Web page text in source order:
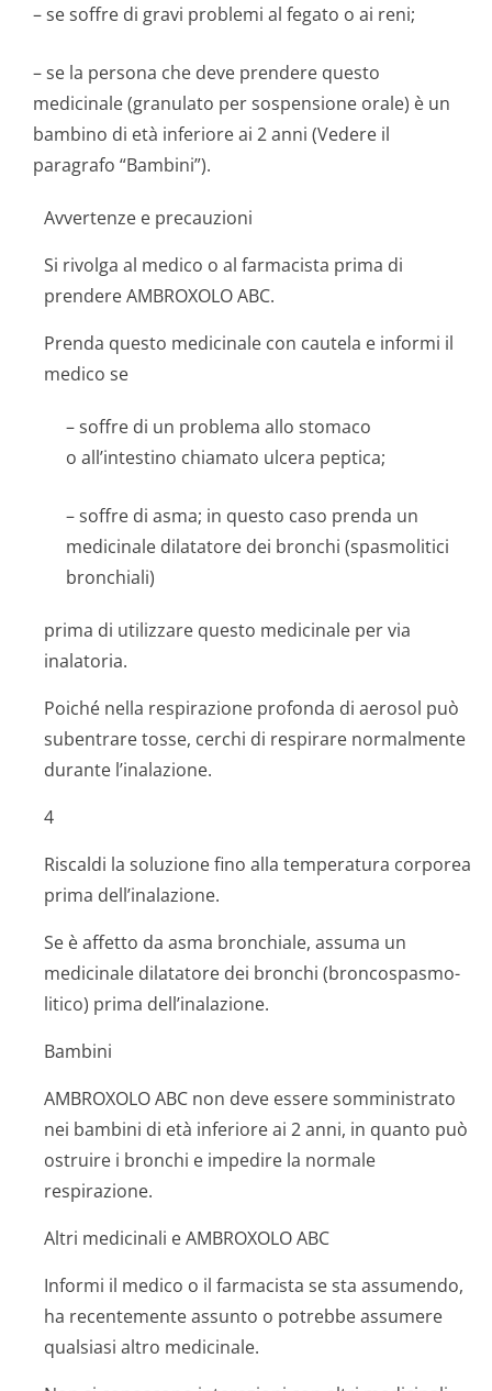
– se soffre di gravi problemi al fegato o ai reni;
– se la persona che deve prendere questo
medicinale (granulato per sospensione orale) è un
bambino di età inferiore ai 2 anni (Vedere il
paragrafo “Bambini”).
Avvertenze e precauzioni
Si rivolga al medico o al farmacista prima di
prendere AMBROXOLO ABC.
Prenda questo medicinale con cautela e informi il
medico se
– soffre di un problema allo stomaco
o all’intestino chiamato ulcera peptica;
– soffre di asma; in questo caso prenda un
medicinale dilatatore dei bronchi (spasmolitici
bronchiali)
prima di utilizzare questo medicinale per via
inalatoria.
Poiché nella respirazione profonda di aerosol può
subentrare tosse, cerchi di respirare normalmente
durante l’inalazione.
4
Riscaldi la soluzione fino alla temperatura corporea
prima dell’inalazione.
Se è affetto da asma bronchiale, assuma un
medicinale dilatatore dei bronchi (broncospasmo­
litico) prima dell’inalazione.
Bambini
AMBROXOLO ABC non deve essere somministrato
nei bambini di età inferiore ai 2 anni, in quanto può
ostruire i bronchi e impedire la normale
respirazione.
Altri medicinali e AMBROXOLO ABC
Informi il medico o il farmacista se sta assumendo,
ha recentemente assunto o potrebbe assumere
qualsiasi altro medicinale.